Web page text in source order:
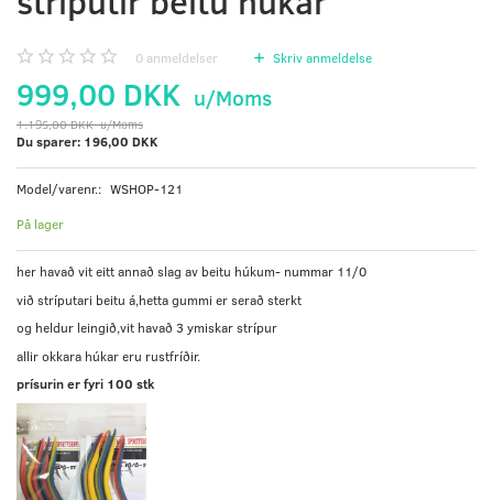
0 anmeldelser Skriv anmeldelse
999,00 DKK u/Moms
1.195,00 DKKu/Moms
Du sparer: 196,00 DKK
Model/varenr.: WSHOP-121
På lager
her havað vit eitt annað slag av beitu húkum- nummar 11/0
við stríputari beitu á,hetta gummi er serað sterkt
og heldur leingið,vit havað 3 ymiskar strípur
allir okkara húkar eru rustfríðir.
prísurin er fyri 100 stk